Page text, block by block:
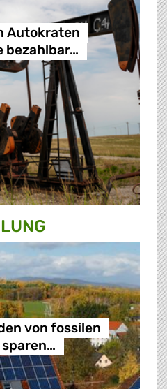
Autokraten
bezahlbar…
von fossilen